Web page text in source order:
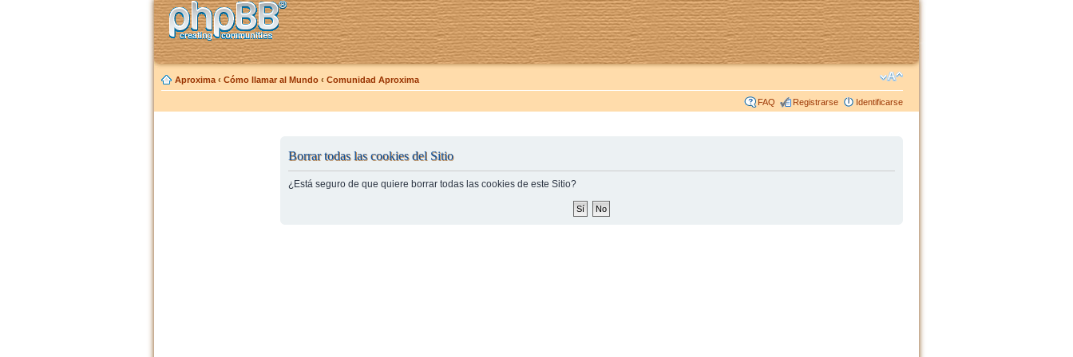
Aproxima ‹ Cómo llamar al Mundo ‹ Comunidad Aproxima
FAQ Registrarse Identificarse
Borrar todas las cookies del Sitio
¿Está seguro de que quiere borrar todas las cookies de este Sitio?